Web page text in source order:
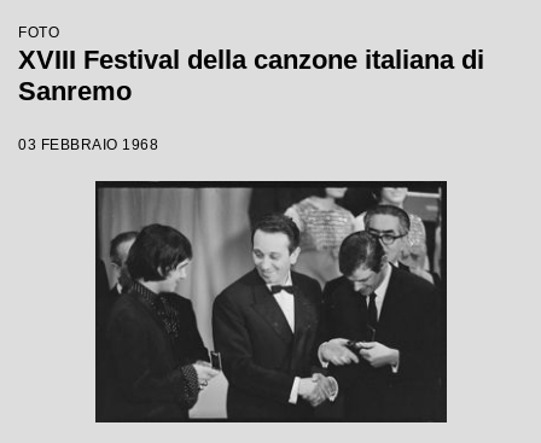
FOTO
XVIII Festival della canzone italiana di
Sanremo
03 FEBBRAIO 1968